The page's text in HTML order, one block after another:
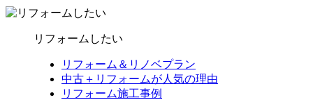
リフォームしたい
リフォーム＆リノベプラン
中古＋リフォームが人気の理由
リフォーム施工事例